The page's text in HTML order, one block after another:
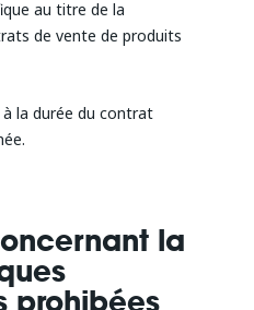
au titre de la
de vente de produits
la durée du contrat
la